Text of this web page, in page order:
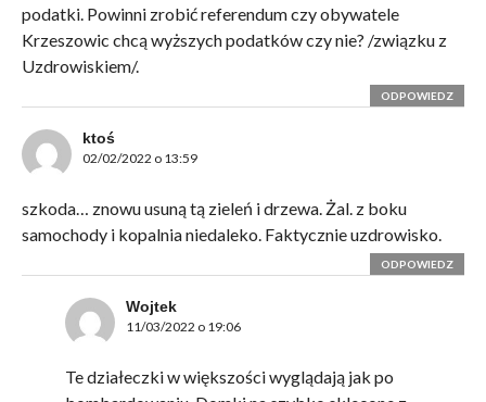
podatki. Powinni zrobić referendum czy obywatele
Krzeszowic chcą wyższych podatków czy nie? /związku z
Uzdrowiskiem/.
ODPOWIEDZ
ktoś
02/02/2022 o 13:59
szkoda… znowu usuną tą zieleń i drzewa. Żal. z boku
samochody i kopalnia niedaleko. Faktycznie uzdrowisko.
ODPOWIEDZ
Wojtek
11/03/2022 o 19:06
Te działeczki w większości wyglądają jak po